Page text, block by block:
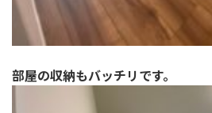
部屋の収納もバッチリです。